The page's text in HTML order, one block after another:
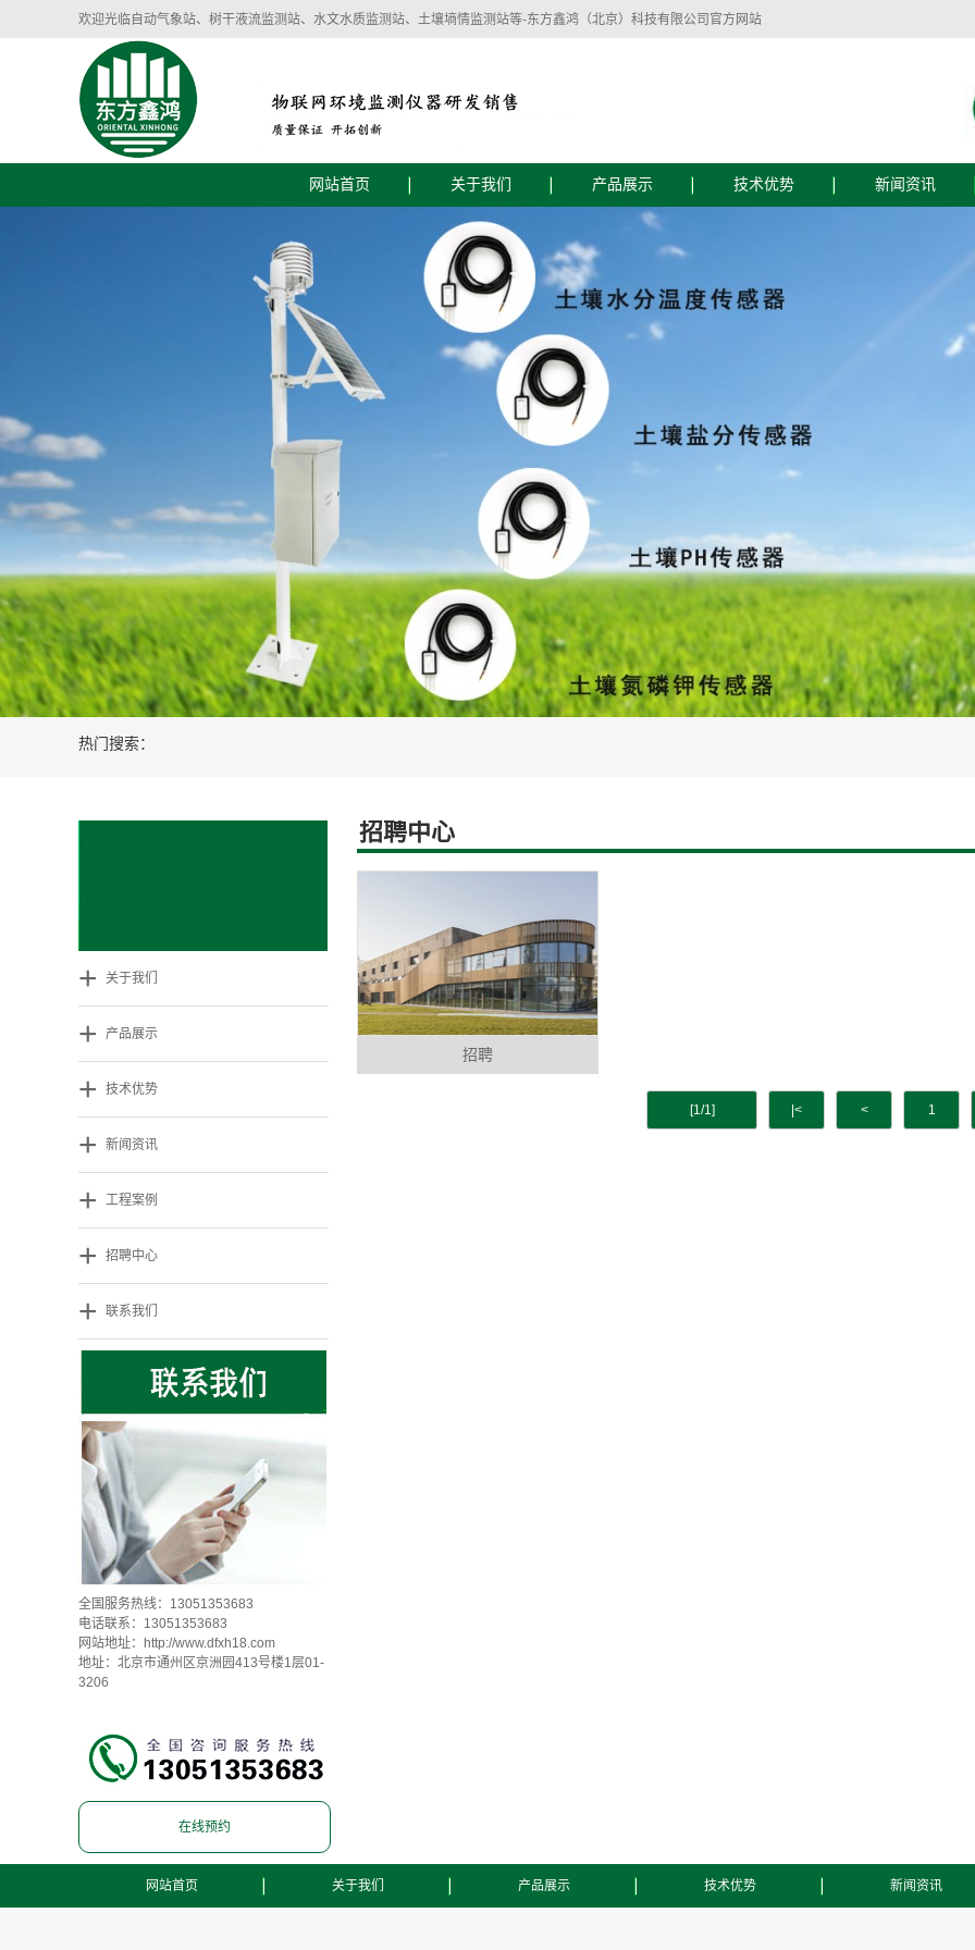
欢迎光临自动气象站、树干液流监测站、水文水质监测站、土壤墒情监测站等-东方鑫鸿（北京）科技有限公司官方网站
网站首页 关于我们
公司简介
企业文化
器、农业土壤墒情监测仪器、水位雨量监测
产品展示
智慧农业土壤监测设备
新能源光伏风电设备 智慧农业水肥灌溉设备 智慧水文水利设备 土壤蒸渗设
技术优势
服务流程
新闻资讯
热门搜索：
+ 关于我们
+ 产品展示
+ 技术优势
+ 新闻资讯
+ 工程案例
+ 招聘中心
+ 联系我们
全国服务热线：13051353683
电话联系：13051353683
网站地址：
http://www.dfxh18.com
地址：北京市通州区京洲园413号楼1层01-
3206
在线预约
招聘中心
招聘
[1/1] |< < 1
网站首页 关于我们 产品展示 技术优势 新闻资讯